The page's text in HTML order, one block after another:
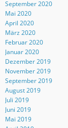
September 2020
Mai 2020
April 2020
März 2020
Februar 2020
Januar 2020
Dezember 2019
November 2019
September 2019
August 2019
Juli 2019
Juni 2019
Mai 2019